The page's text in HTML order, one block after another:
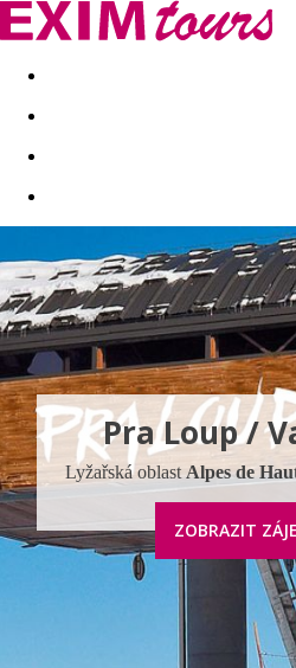
Akční nabídky Last minute
Pra Loup /
Lyžařská oblastAlpes de
ZOBRAZIT